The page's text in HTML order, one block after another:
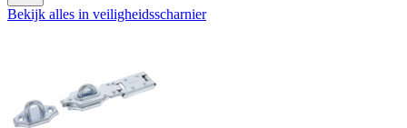
Bekijk alles in veiligheidsscharnier